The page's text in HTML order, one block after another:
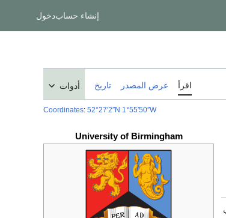
إنشاء حسابدخول
اقرأ عرض المصدر تاريخ أدوات
Coordinates: 52°27′2″N 1°55′50″W
University of Birmingham